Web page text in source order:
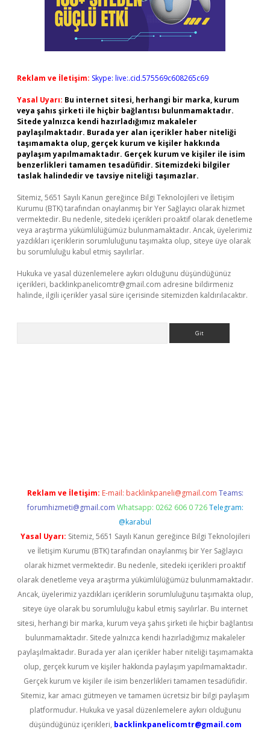
Reklam ve İletişim: Skype: live:.cid.575569c608265c69
Yasal Uyarı: Bu internet sitesi, herhangi bir marka, kurum
veya şahıs şirketi ile hiçbir bağlantısı bulunmamaktadır.
Sitede yalnızca kendi hazırladığımız makaleler
paylaşılmaktadır. Burada yer alan içerikler haber niteliği
taşımamakta olup, gerçek kurum ve kişiler hakkında
paylaşım yapılmamaktadır. Gerçek kurum ve kişiler ile isim
benzerlikleri tamamen tesadüfidir. Sitemizdeki bilgiler
taslak halindedir ve tavsiye niteliği taşımazlar.
Sitemiz, 5651 Sayılı Kanun gereğince Bilgi Teknolojileri ve İletişim
Kurumu (BTK) tarafından onaylanmış bir Yer Sağlayıcı olarak hizmet
vermektedir. Bu nedenle, sitedeki içerikleri proaktif olarak denetleme
veya araştırma yükümlülüğümüz bulunmamaktadır. Ancak, üyelerimiz
yazdıkları içeriklerin sorumluluğunu taşımakta olup, siteye üye olarak
bu sorumluluğu kabul etmiş sayılırlar.
Hukuka ve yasal düzenlemelere aykırı olduğunu düşündüğünüz
içerikleri, backlinkpanelicomtr@gmail.com adresine bildirmeniz
halinde, ilgili içerikler yasal süre içerisinde sitemizden kaldırılacaktır.
Reklam ve İletişim: E-mail: backlinkpaneli@gmail.com Teams:
forumhizmeti@gmail.com Whatsapp: 0262 606 0 726 Telegram:
@karabul
Yasal Uyarı: Sitemiz, 5651 Sayılı Kanun gereğince Bilgi Teknolojileri
ve İletişim Kurumu (BTK) tarafından onaylanmış bir Yer Sağlayıcı
olarak hizmet vermektedir. Bu nedenle, sitedeki içerikleri proaktif
olarak denetleme veya araştırma yükümlülüğümüz bulunmamaktadır.
Ancak, üyelerimiz yazdıkları içeriklerin sorumluluğunu taşımakta olup,
siteye üye olarak bu sorumluluğu kabul etmiş sayılırlar. Bu internet
sitesi, herhangi bir marka, kurum veya şahıs şirketi ile hiçbir bağlantısı
bulunmamaktadır. Sitede yalnızca kendi hazırladığımız makaleler
paylaşılmaktadır. Burada yer alan içerikler haber niteliği taşımamakta
olup, gerçek kurum ve kişiler hakkında paylaşım yapılmamaktadır.
Gerçek kurum ve kişiler ile isim benzerlikleri tamamen tesadüfidir.
Sitemiz, kar amacı gütmeyen ve tamamen ücretsiz bir bilgi paylaşım
platformudur. Hukuka ve yasal düzenlemelere aykırı olduğunu
düşündüğünüz içerikleri, backlinkpanelicomtr@gmail.com